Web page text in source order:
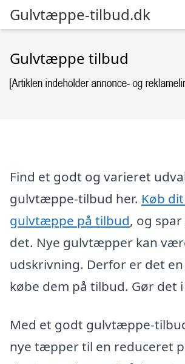
Gulvtæppe-tilbud.dk
Gulvtæppe tilbud
Find et godt og varieret
gulvtæppe-tilbud her. Køb
gulvtæppe på tilbud, og
det. Nye gulvtæpper kan
udskrivning. Derfor er det
købe dem på tilbud. Gør det
Med et godt gulvtæppe-
nye tæpper til en reduceret